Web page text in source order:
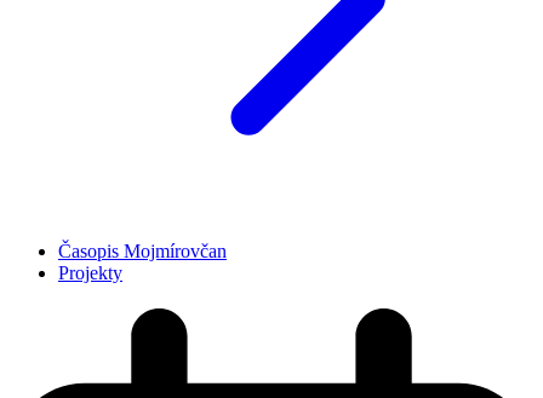
Časopis Mojmírovčan
Projekty